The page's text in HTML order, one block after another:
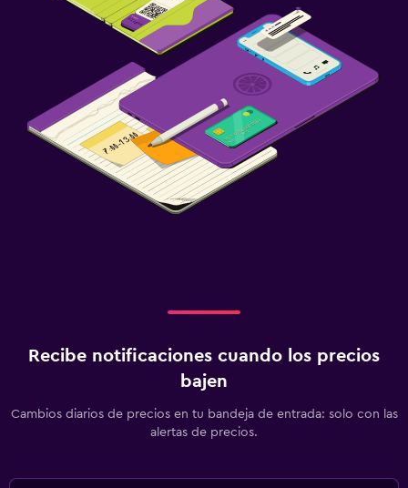
Recibe notificaciones cuando los precios
bajen
Cambios diarios de precios en tu bandeja de entrada: solo con las
alertas de precios.